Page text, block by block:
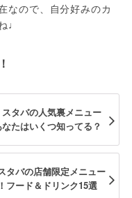
なので、自分好みのカ
♩
スタバの人気裏メニュー
たはいくつ知ってる？
タバの店舗限定メニュー
フード＆ドリンク15選